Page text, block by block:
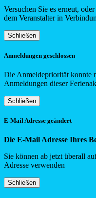
Versuchen Sie es erneut,
dem Veranstalter in
Schließen
Anmeldungen geschlossen
Die Anmeldepriorität konnte
Anmeldungen dieser
Schließen
E-Mail Adresse geändert
Die E-Mail Adresse Ihres
Sie können ab jetzt überall
Adresse verwenden
Schließen